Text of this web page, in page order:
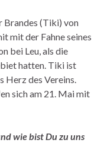
Brandes (Tiki) von
mit der Fahne seines
bei Leu, als die
hatten. Tiki ist
Herz des Vereins.
sich am 21. Mai mit
wie bist Du zu uns